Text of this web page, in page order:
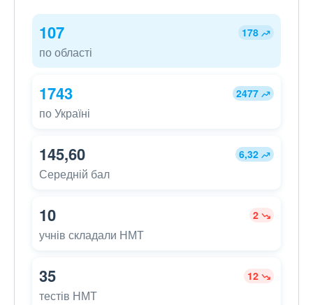
107 178
по області
1743 2477
по Україні
145,60 6,32
Середній бал
10 2
учнів складали НМТ
35 12
тестів НМТ